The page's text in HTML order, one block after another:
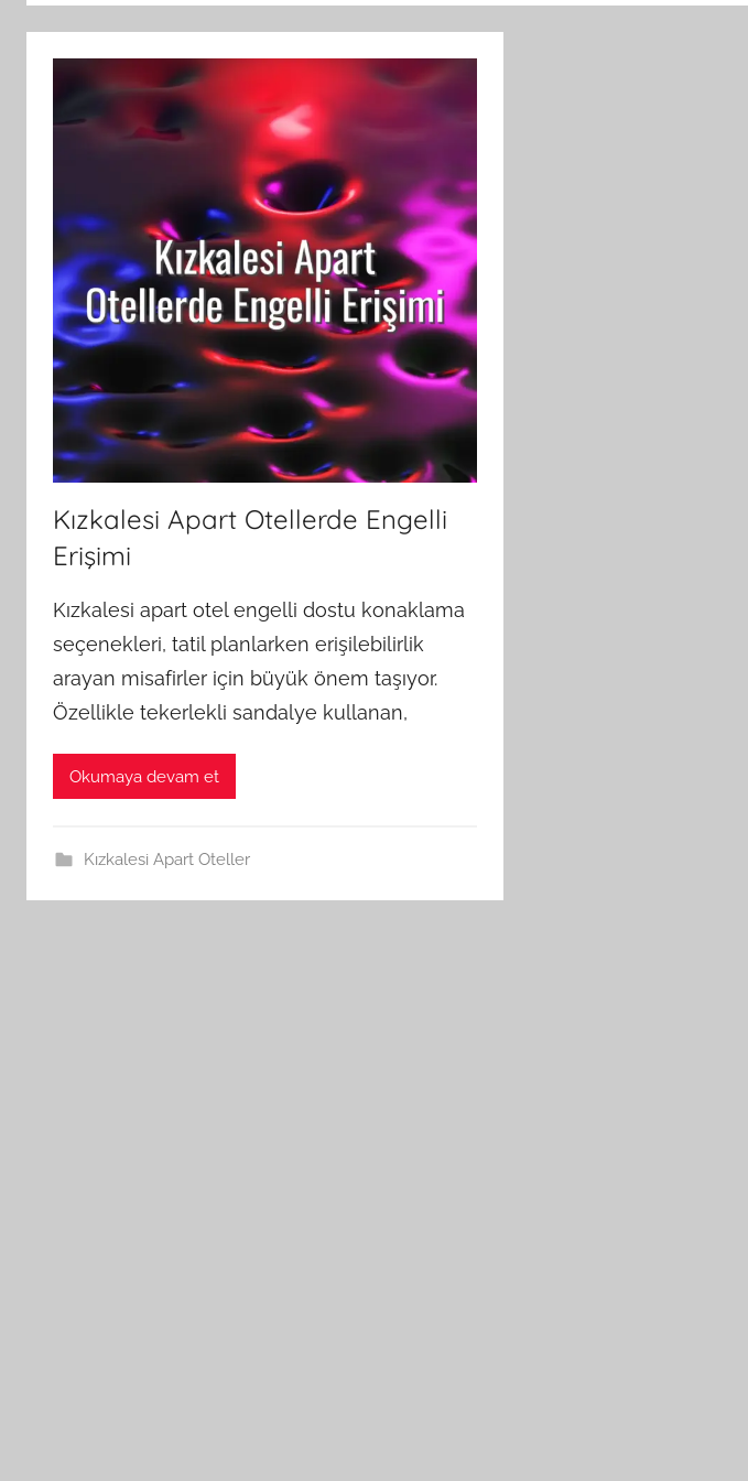
Kızkalesi Apart Otellerde Engelli
Erişimi
Kızkalesi apart otel engelli dostu konaklama
seçenekleri, tatil planlarken erişilebilirlik
arayan misafirler için büyük önem taşıyor.
Özellikle tekerlekli sandalye kullanan,
Okumaya devam et
Kızkalesi Apart Oteller